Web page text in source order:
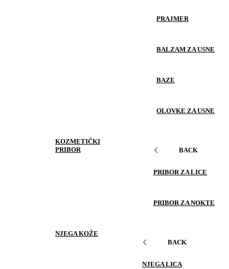
PRAJMER
BALZAM ZA USNE
BAZE
OLOVKE ZA USNE
KOZMETIČKI
PRIBOR
BACK
PRIBOR ZA LICE
PRIBOR ZA NOKTE
NJEGA KOŽE
BACK
NJEGA LICA